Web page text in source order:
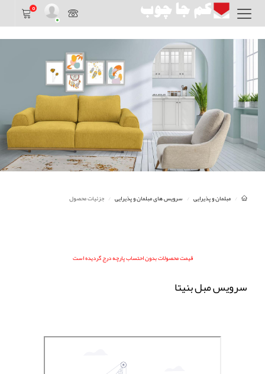
0
مبلمان و پذیرایی سرویس های مبلمان و پذیرایی جزئیات محصول
قیمت محصولات بدون احتساب پارچه درج گردیده است
سرویس مبل بنیتا